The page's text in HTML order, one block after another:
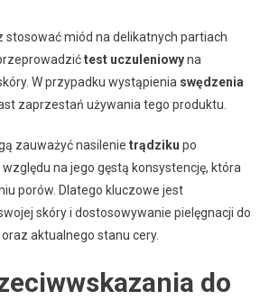
stosować miód na delikatnych partiach
test uczuleniowyna
W przypadku wystąpienia swędzenia
zaprzestań używania tego produktu.
zauważyć nasilenie trądziku po
na jego gęstą konsystencję, która
porów. Dlatego kluczowe jest
skóry i dostosowywanie pielęgnacji do
aktualnego stanu cery.
do